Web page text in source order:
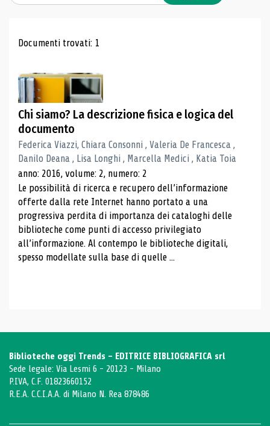
Risultati di ricerca
Documenti trovati: 1
Chi siamo? La descrizione fisica e logica del
documento
Federica Viazzi, Chiara Consonni , Valeria De Francesca ,
Danilo Deana , Lisa Longhi , Marcella Medici , Katia Toia
anno: 2016, volume: 2, numero: 2
Le possibilità di ricerca e recupero dell’informazione
offerte dalla rete Internet hanno portato a una
progressiva perdita di importanza dei cataloghi delle
biblioteche come punti di accesso privilegiato
all’informazione. Al contempo le biblioteche digitali,
spesso modellate sulla base di quelle ...
Biblioteche oggi Trends - EDITRICE BIBLIOGRAFICA srl
Sede legale: Via Lesmi 6 - 20123 - Milano
P.IVA, C.F. 01823660152
R.E.A. C.C.I.A.A. di Milano N. Rea 878486